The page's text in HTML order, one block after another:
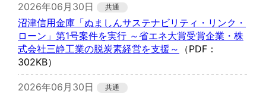
2026年06月30日
沼津信用金庫「ぬましんサステナビリティ・リンク・
ローン」第1号案件を実行 ～省エネ大賞受賞企業・株
式会社三静工業の脱炭素経営を支援～
（PDF：
302KB）
2026年06月30日